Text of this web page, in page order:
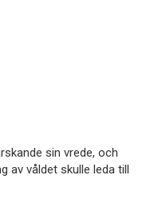
sin vrede, och
av våldet skulle leda till